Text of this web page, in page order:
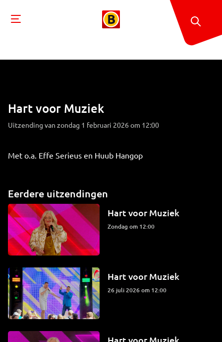
Hart voor Muziek
Uitzending van zondag 1 februari 2026 om 12:00
Met o.a. Effe Serieus en Huub Hangop
Eerdere uitzendingen
Hart voor Muziek
zondag om 12:00
Hart voor Muziek
26 juli 2026 om 12:00
Hart voor Muziek